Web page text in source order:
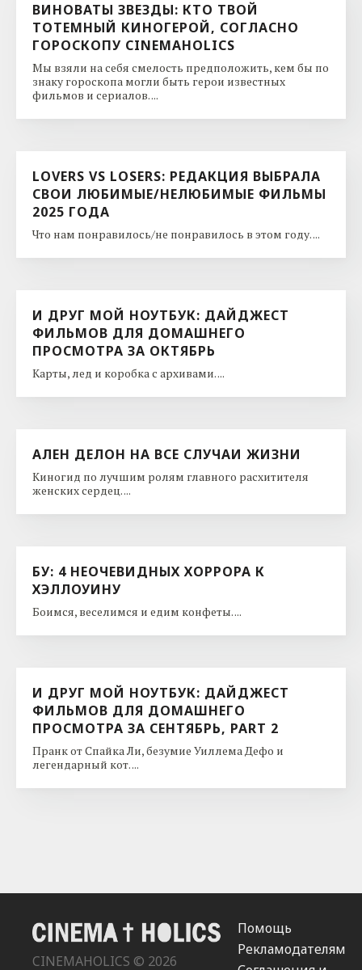
ВИНОВАТЫ ЗВЕЗДЫ: КТО ТВОЙ
ТОТЕМНЫЙ КИНОГЕРОЙ, СОГЛАСНО
ГОРОСКОПУ CINEMAHOLICS
Мы взяли на себя смелость предположить, кем бы по
знаку гороскопа могли быть герои известных
фильмов и сериалов. ...
LOVERS VS LOSERS: РЕДАКЦИЯ ВЫБРАЛА
СВОИ ЛЮБИМЫЕ/НЕЛЮБИМЫЕ ФИЛЬМЫ
2025 ГОДА
Что нам понравилось/не понравилось в этом году. ...
И ДРУГ МОЙ НОУТБУК: ДАЙДЖЕСТ
ФИЛЬМОВ ДЛЯ ДОМАШНЕГО
ПРОСМОТРА ЗА ОКТЯБРЬ
Карты, лед и коробка с архивами. ...
АЛЕН ДЕЛОН НА ВСЕ СЛУЧАИ ЖИЗНИ
Киногид по лучшим ролям главного расхитителя
женских сердец. ...
БУ: 4 НЕОЧЕВИДНЫХ ХОРРОРА К
ХЭЛЛОУИНУ
Боимся, веселимся и едим конфеты. ...
И ДРУГ МОЙ НОУТБУК: ДАЙДЖЕСТ
ФИЛЬМОВ ДЛЯ ДОМАШНЕГО
ПРОСМОТРА ЗА СЕНТЯБРЬ, PART 2
Пранк от Спайка Ли, безумие Уиллема Дефо и
легендарный кот. ...
CINEMAHOLICS © 2026
Помощь
Рекламодателям